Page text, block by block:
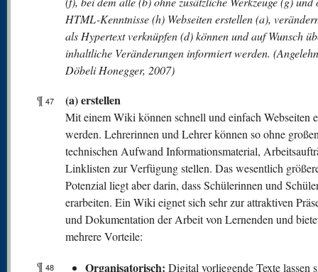
HTML-Kenntnisse (h) Webseiten erstellen (a),
als Hypertext verknüpfen (d) können und auf Wunsch
inhaltliche Veränderungen informiert werden.
Döbeli Honegger, 2007)
¶ 47 (a) erstellen
Mit einem Wiki können schnell und einfach Webseiten
werden. Lehrerinnen und Lehrer können so ohne
technischen Aufwand Informationsmaterial,
Linklisten zur Verfügung stellen. Das wesentlich
Potenzial liegt aber darin, dass Schülerinnen und
erarbeiten. Ein Wiki eignet sich sehr zur attraktiven
und Dokumentation der Arbeit von Lernenden und
mehrere Vorteile:
¶ 48 Organisatorisch: Digital vorliegende Texte lassen